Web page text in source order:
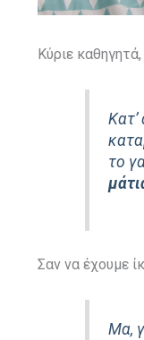
Κύριε
Κατ’
το
Σαν να έχουμε
Μα,